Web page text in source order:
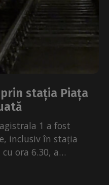
stația Piața
1 a fost
inclusiv în stația
ora 6.30, a